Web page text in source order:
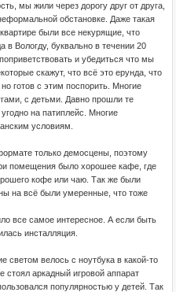
мы жили через дорогу друг от друга,
обстановке. Даже такая
были все некурящие, что
в Вологду, буквально в течении 20
и убедиться что мы
скажут, что всё это ерунда, что
готов с этим поспорить. Многие
с детьми. Давно прошли те
на патиплейс. Многие
условиям.
только демосцены, поэтому
помещения было хорошее кафе, где
кофе или чаю. Так же были
на всё были умеренные, что тоже
все самое интересное. А если быть
инсталляция.
светом велось с ноутбука в какой-то
аркадный игровой аппарат
популярностью у детей. Так